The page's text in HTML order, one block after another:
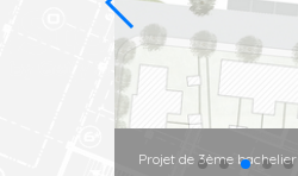
Projet de 3ème bachelier